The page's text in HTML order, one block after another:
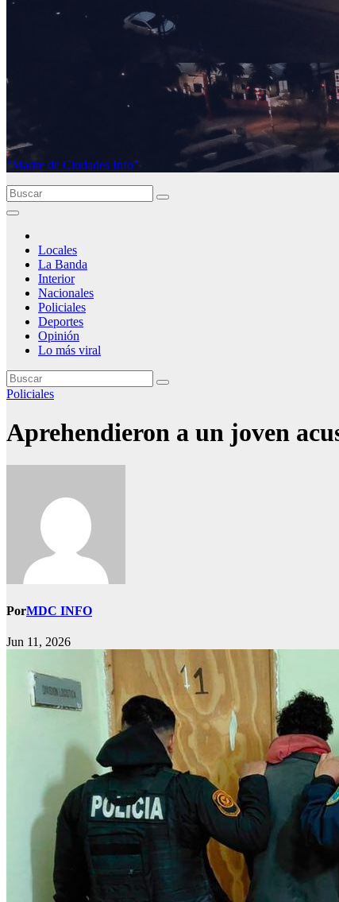
"Madre de Ciudades Info"
Locales
La Banda
Interior
Nacionales
Policiales
Deportes
Opinión
Lo más viral
Policiales
Aprehendieron a un joven
PorMDC INFO
Jun 11, 2026